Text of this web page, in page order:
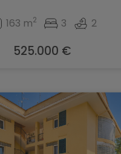
163 m2 3 2
525.000 €